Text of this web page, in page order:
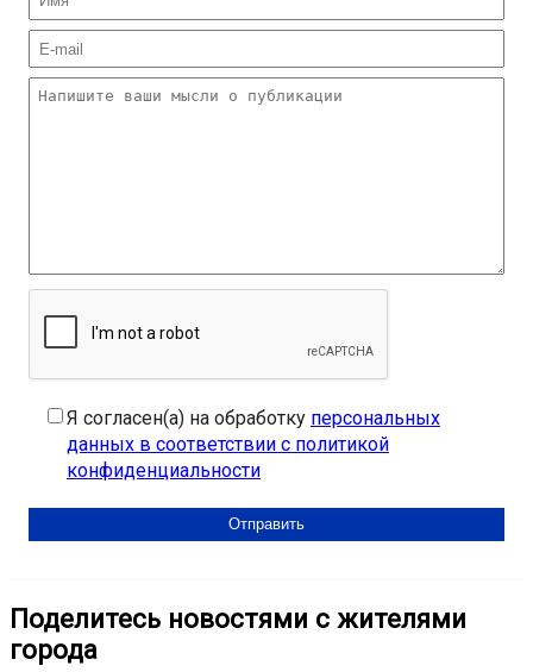
Я согласен(а) на обработку персональных
данных в соответствии с политикой
конфиденциальности
Поделитесь новостями с жителями
города